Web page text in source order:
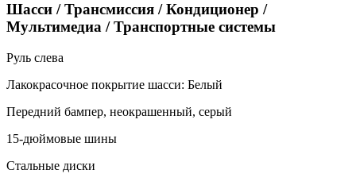
Шасси / Трансмиссия / Кондиционер /
Мультимедиа / Транспортные системы
Руль слева
Лакокрасочное покрытие шасси: Белый
Передний бампер, неокрашенный, серый
15-дюймовые шины
Стальные диски